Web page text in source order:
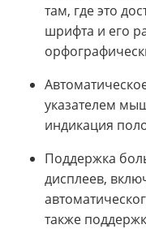
там, где это
шрифта и его
указателем
индикация
Поддержка
дисплеев,
также